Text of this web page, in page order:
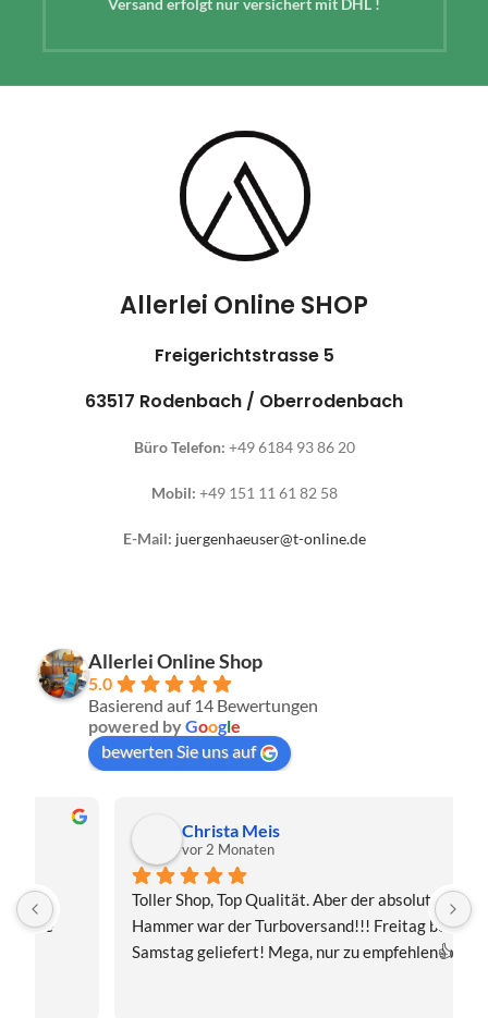
Versand erfolgt nur versichert mit DHL !
Allerlei Online SHOP
Freigerichtstrasse 5
63517 Rodenbach / Oberrodenbach
Büro Telefon: +49 6184 93 86 20
Mobil: +49 151 11 61 82 58
E-Mail: juergenhaeuser@t-online.de
Allerlei Online Shop
5.0
Basierend auf 14 Bewertungen
powered byGoogle
bewerten Sie uns auf
Christa Meis
vor 2 Monaten
Toller Shop, Top Qualität. Aber der absolute
Hammer war der Turboversand!!! Freitag bestellt,
Samstag geliefert! Mega, nur zu empfehlen👍